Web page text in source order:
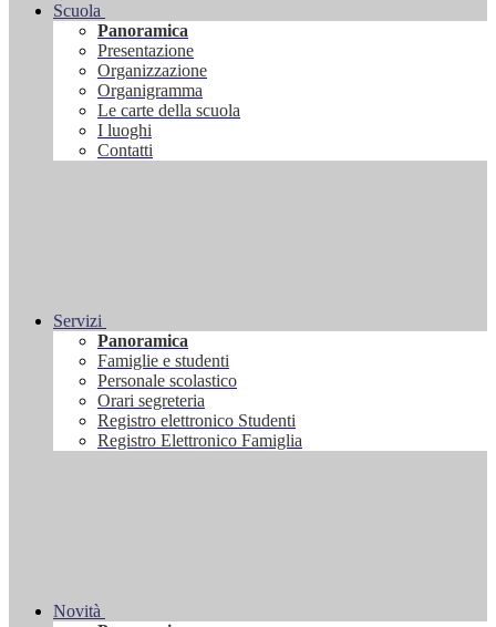
Scuola
Panoramica
Presentazione
Organizzazione
Organigramma
Le carte della scuola
I luoghi
Contatti
Servizi
Panoramica
Famiglie e studenti
Personale scolastico
Orari segreteria
Registro elettronico Studenti
Registro Elettronico Famiglia
Novità